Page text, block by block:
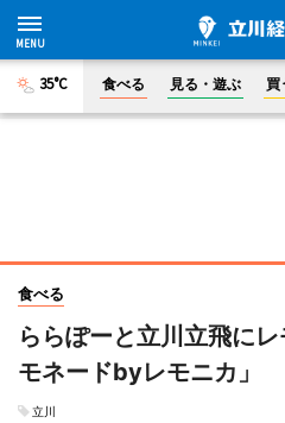
35°C 食べる 見る・遊ぶ 買
食べる
ららぽーと立川立飛に
モネードbyレモニカ」
立川